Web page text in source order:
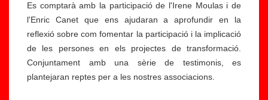
Es comptarà amb la participació de l'Irene Moulas i de
l'Enric Canet que ens ajudaran a aprofundir en la
reflexió sobre com fomentar la participació i la implicació
de les persones en els projectes de transformació.
Conjuntament amb una sèrie de testimonis, es
plantejaran reptes per a les nostres associacions.